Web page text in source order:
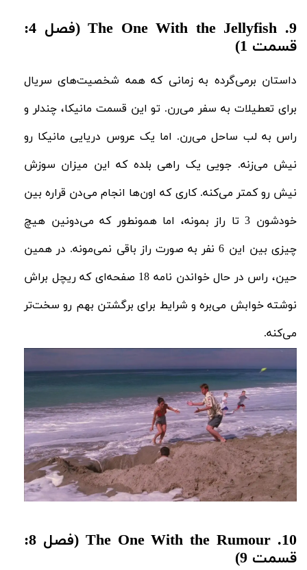
9.
The One With the Jellyfish (فصل 4:
قسمت 1)
داستان برمی‌گرده به زمانی که همه شخصیت‌های سریال
برای تعطیلات به سفر می‌رن. تو این قسمت مانیکا، چندلر و
راس به لب ساحل می‌رن. اما یک عروس دریایی مانیکا رو
نیش می‌زنه. جویی یک راهی بلده که این میزان سوزش
نیش رو کمتر می‌کنه. کاری که اون‌ها انجام می‌دن قراره بین
خودشون 3 تا راز بمونه، اما همونطور که می‌دونین هیچ‌
چیزی بین این 6 نفر به صورت راز باقی نمی‌‌مونه. در همین
حین، راس در حال خواندن نامه 18‌ صفحه‌ای که ریچل براش
نوشته خوابش می‌بره و شرایط برای برگشتن بهم رو سخت‌تر
می‌کنه.
10.
The One With the Rumour (فصل 8:
قسمت 9)